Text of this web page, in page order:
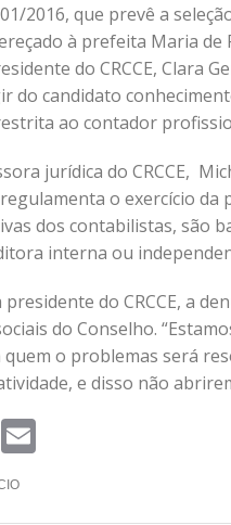
2016, que prevê a
à prefeita Maria de
do CRCCE, Clara
do candidato
ao contador
jurídica do CRCCE,
o exercício da
dos contabilistas, são
interna ou
presidente do CRCCE, a
do Conselho.
o problemas será
e disso não
WhatsApp